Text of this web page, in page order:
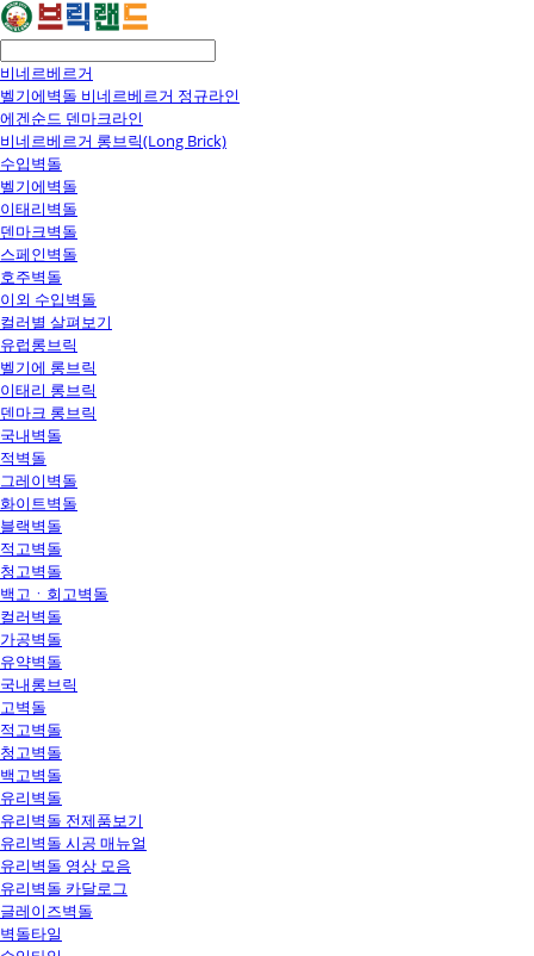
비네르베르거
벨기에벽돌 비네르베르거 정규라인
에겐순드 덴마크라인
비네르베르거 롱브릭(Long Brick)
수입벽돌
벨기에벽돌
이태리벽돌
덴마크벽돌
스페인벽돌
호주벽돌
이외 수입벽돌
컬러별 살펴보기
유럽롱브릭
벨기에 롱브릭
이태리 롱브릭
덴마크 롱브릭
국내벽돌
적벽돌
그레이벽돌
화이트벽돌
블랙벽돌
적고벽돌
청고벽돌
백고ㆍ회고벽돌
컬러벽돌
가공벽돌
유약벽돌
국내롱브릭
고벽돌
적고벽돌
청고벽돌
백고벽돌
유리벽돌
유리벽돌 전제품보기
유리벽돌 시공 매뉴얼
유리벽돌 영상 모음
유리벽돌 카달로그
글레이즈벽돌
벽돌타일